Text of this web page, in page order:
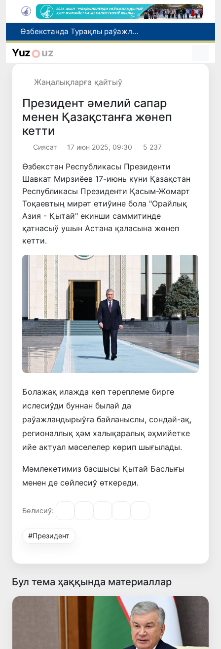
Июль айында Миграция агентлигиниң Москва қаласындағы ўәкилханасы 1 мың 800 ден аслам Өзбекстан пуқараларына жәрдем көрсетти
Өзбекстан сайланды командасы Астана қаласында өткерилип атырған "Келешек ойынлары - 2026" спорт жарысларының шерек финалына шықты
Yuz uz
Жаңалықларға қайтыў
Президент әмелий сапар
менен Қазақстанға жөнеп
кетти
Сиясат 17 июн 2025, 09:30 5 237
Өзбекстан Республикасы Президенти
Шавкат Мирзиёев 17-июнь күни Қазақстан
Республикасы Президенти Қасым-Жомарт
Тоқаевтың мирәт етиўине бола "Орайлық
Азия - Қытай" екинши саммитинде
қатнасыў ушын Астана қаласына жөнеп
кетти.
Болажақ илажда көп тәреплеме бирге
ислесиўди буннан былай да
раўажландырыўға байланыслы, сондай-ақ,
регионаллық ҳәм халықаралық әҳмийетке
ийе актуал мәселелер көрип шығылады.
Мәмлекетимиз басшысы Қытай Баслығы
менен де сөйлесиў өткереди.
Бөлисиў:
#Президент
Бул тема ҳаққында материаллар